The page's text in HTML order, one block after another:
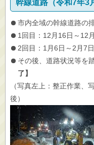
幹線道路（令和7年3
市内全域の幹線道路の
1回目：12月16日～12
2回目：1月6日～2月7
その後、道路状況等を
了】
（写真左上：整正作業、
後）